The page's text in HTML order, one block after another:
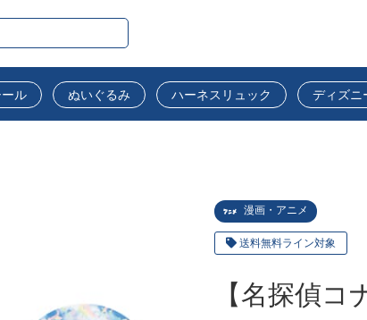
ル ぬいぐるみ ハーネスリュック ディズニ
漫画・アニメ
送料無料ライン対象
【名探偵